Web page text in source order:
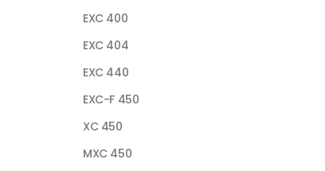
EXC 400
EXC 404
EXC 440
EXC-F 450
XC 450
MXC 450